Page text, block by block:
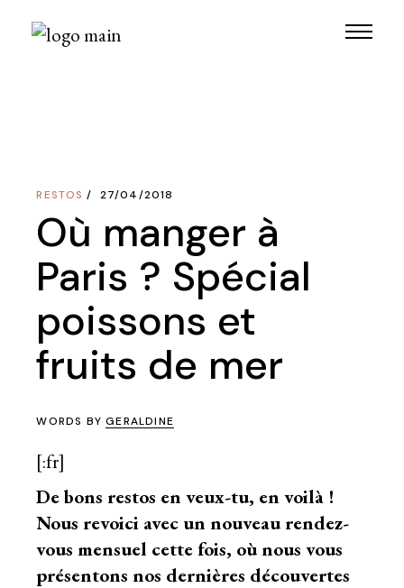
RESTOS 27/04/2018
Où manger à
Paris ? Spécial
poissons et
fruits de mer
WORDS BYGERALDINE
[:fr]
De bons restos en veux-tu, en voilà !
Nous revoici avec un nouveau rendez-
vous mensuel cette fois, où nous vous
présentons nos dernières découvertes